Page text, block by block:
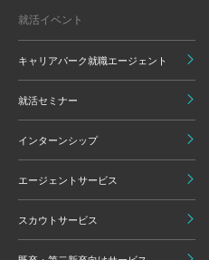
就活イベント
キャリアパーク就職エージェント
就活セミナー
インターンシップ
エージェントサービス
スカウトサービス